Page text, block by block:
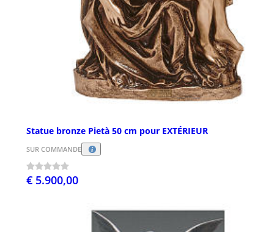
Statue bronze Pietà 50 cm pour EXTÉRIEUR
SUR COMMANDE
€ 5.900,00